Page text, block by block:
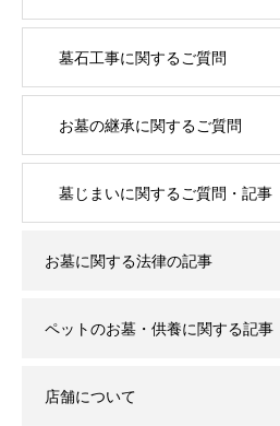
墓石工事に関するご質問
お墓の継承に関するご質問
墓じまいに関するご質問・記事
お墓に関する法律の記事
ペットのお墓・供養に関する記事
店舗について